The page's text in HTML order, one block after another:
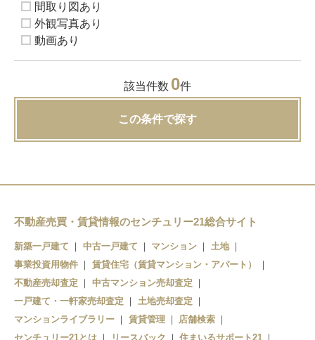
間取り図あり
外観写真あり
動画あり
該当件数 0件
この条件で探す
不動産売買・賃貸情報のセンチュリー21総合サイト
新築一戸建て 中古一戸建て マンション
土地
事業投資用物件
賃貸住宅（賃貸マンション・アパート）
不動産売却査定
中古マンション売却査定
一戸建て・一軒家売却査定
土地売却査定
マンションライブラリー
賃貸管理
店舗検索
センチュリー21とは
リースバック
住まいるサポート21